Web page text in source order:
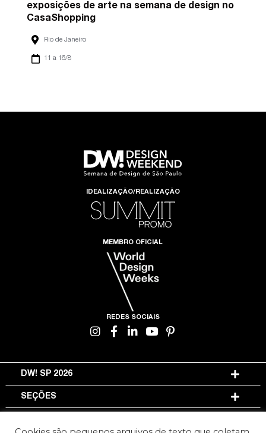
exposições de arte na semana de design no
CasaShopping
Rio de Janeiro
11 a 16/8
IDEALIZAÇÃO/REALIZAÇÃO
MEMBRO OFICIAL
REDES SOCIAIS
DW! SP 2026
SEÇÕES